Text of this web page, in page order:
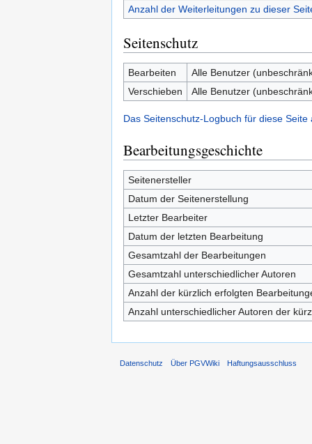
Anzahl der Weiterleitungen zu dieser
Seitenschutz
Bearbeiten
Alle Benutzer
Verschieben
Alle Benutzer
Das Seitenschutz-Logbuch für diese Seite
Bearbeitungsgeschichte
Seitenersteller
Datum der Seitenerstellung
Letzter Bearbeiter
Datum der letzten Bearbeitung
Gesamtzahl der Bearbeitungen
Gesamtzahl unterschiedlicher Autoren
Anzahl der kürzlich erfolgten
Anzahl unterschiedlicher Autoren der
Datenschutz Über PGVWiki Haftungsausschluss